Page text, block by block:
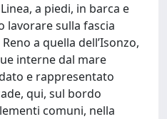
a piedi, in barca e
lavorare sulla fascia
a quella dell’Isonzo,
interne dal mare
e rappresentato
qui, sul bordo
comuni, nella